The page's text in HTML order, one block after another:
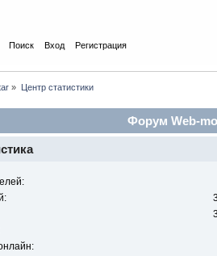
Поиск Вход Регистрация
» Центр статистики
Форум Web-